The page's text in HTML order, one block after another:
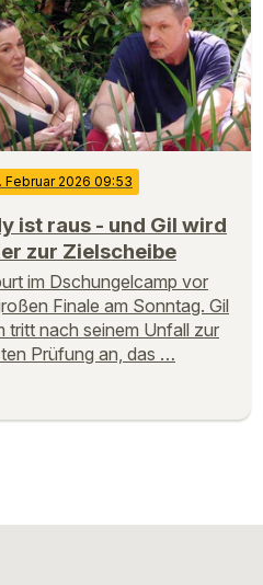
. Februar 2026 09:53
ist raus - und Gil wird
zur Zielscheibe
im Dschungelcamp vor
Finale am Sonntag. Gil
tritt nach seinem Unfall zur
Prüfung an, das …